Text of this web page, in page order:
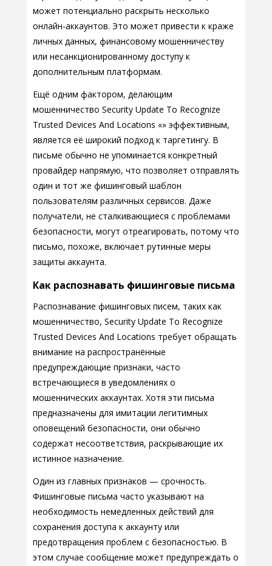
может потенциально раскрыть несколько
онлайн-аккаунтов. Это может привести к краже
личных данных, финансовому мошенничеству
или несанкционированному доступу к
дополнительным платформам.
Ещё одним фактором, делающим
мошенничество Security Update To Recognize
Trusted Devices And Locations «» эффективным,
является её широкий подход к таргетингу. В
письме обычно не упоминается конкретный
провайдер напрямую, что позволяет отправлять
один и тот же фишинговый шаблон
пользователям различных сервисов. Даже
получатели, не сталкивающиеся с проблемами
безопасности, могут отреагировать, потому что
письмо, похоже, включает рутинные меры
защиты аккаунта.
Как распознавать фишинговые письма
Распознавание фишинговых писем, таких как
мошенничество, Security Update To Recognize
Trusted Devices And Locations требует обращать
внимание на распространённые
предупреждающие признаки, часто
встречающиеся в уведомлениях о
мошеннических аккаунтах. Хотя эти письма
предназначены для имитации легитимных
оповещений безопасности, они обычно
содержат несоответствия, раскрывающие их
истинное назначение.
Один из главных признаков — срочность.
Фишинговые письма часто указывают на
необходимость немедленных действий для
сохранения доступа к аккаунту или
предотвращения проблем с безопасностью. В
этом случае сообщение может предупреждать о